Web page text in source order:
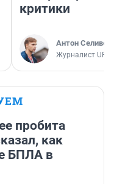
критики
Антон
Журналист
пробита
как
БПЛА в